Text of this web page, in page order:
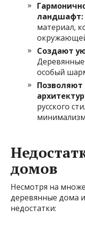
ландшафт:
материал,
Создают
особый
русского
домов
Несмотря на
деревянные дома
недостатки: